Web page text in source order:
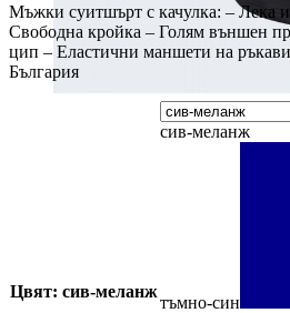
Мъжки суитшърт с качулка: – Лека
Свободна кройка – Голям външен
цип – Еластични маншети на
България
Цвят: сив-меланж
сив-меланж
тъмно-син